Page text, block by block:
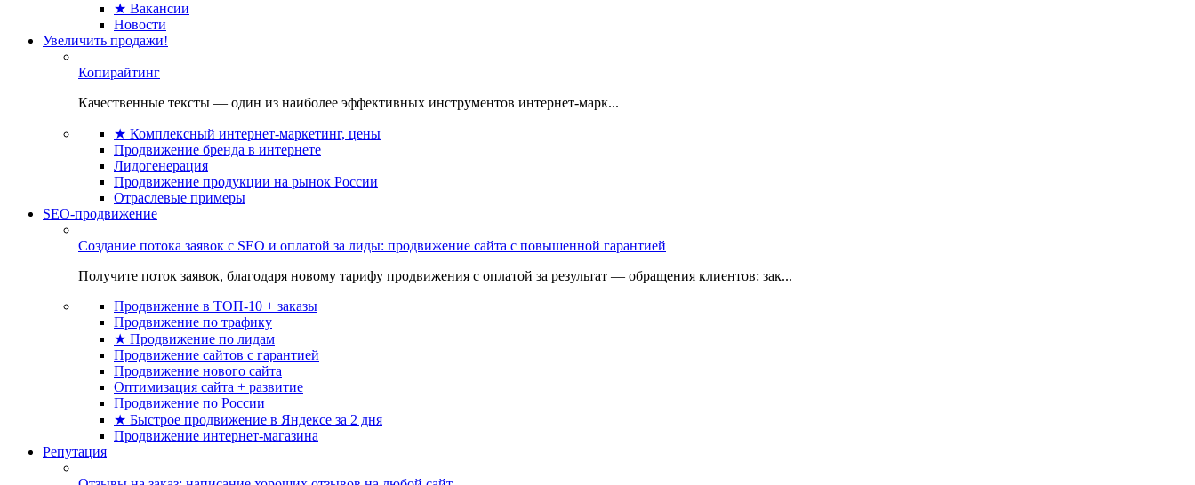
★ Вакансии
Новости
Увеличить продажи!
Копирайтинг
Качественные тексты — один из наиболее эффективных инструментов интернет-марк...
★ Комплексный интернет-маркетинг, цены
Продвижение бренда в интернете
Лидогенерация
Продвижение продукции на рынок России
Отраслевые примеры
SEO-продвижение
Создание потока заявок с SEO и оплатой за лиды: продвижение сайта с повышенной гарантией
Получите поток заявок, благодаря новому тарифу продвижения с оплатой за результат — обращения клиентов: зак...
Продвижение в ТОП-10 + заказы
Продвижение по трафику
★ Продвижение по лидам
Продвижение сайтов с гарантией
Продвижение нового сайта
Оптимизация сайта + развитие
Продвижение по России
★ Быстрое продвижение в Яндексе за 2 дня
Продвижение интернет-магазина
Репутация